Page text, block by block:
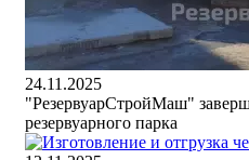
24.11.2025
"РезервуарСтройМаш"
резервуарного парка